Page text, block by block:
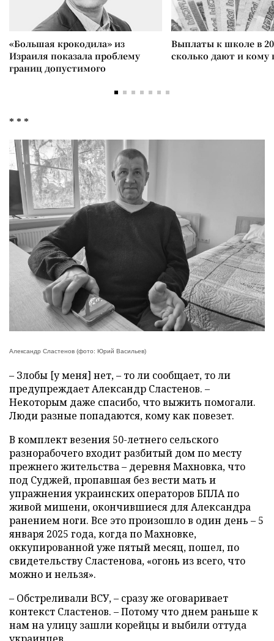
«Большая крокодила» из
Израиля показала проблему
границ допустимого
Выплаты к школе в
сколько дают и
* * *
Александр Сластенов (фото: Юрий Васильев)
– Злобы [у меня] нет, – то ли сообщает, то ли
предупреждает Александр Сластенов. –
Некоторым даже спасибо, что выжить помогали.
Люди разные попадаются, кому как повезет.
В комплект везения 50-летнего сельского
разнорабочего входит разбитый дом по месту
прежнего жительства – деревня Махновка, что
под Суджей, пропавшая без вести мать и
упражнения украинских операторов БПЛА по
живой мишени, окончившиеся для Александра
ранением ноги. Все это произошло в один день – 5
января 2025 года, когда по Махновке,
оккупированной уже пятый месяц, пошел, по
свидетельству Сластенова, «огонь из всего, что
можно и нельзя».
– Обстреливали ВСУ, – сразу же оговаривает
контекст Сластенов. – Потому что днем раньше к
нам на улицу зашли корейцы и выбили оттуда